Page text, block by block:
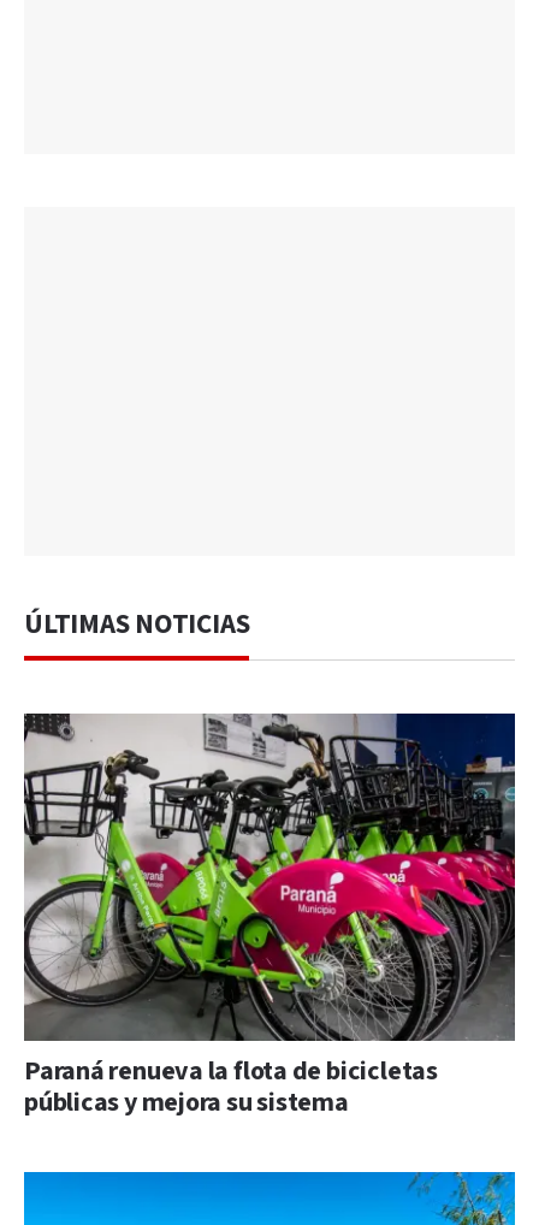
ÚLTIMAS NOTICIAS
Paraná renueva la flota de bicicletas
públicas y mejora su sistema